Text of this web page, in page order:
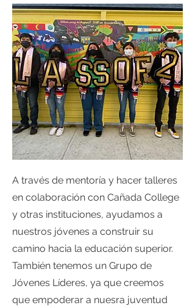
A través de mentoría y hacer talleres
en colaboración con Cañada College
y otras instituciones, ayudamos a
nuestros jóvenes a construir su
camino hacia la educación superior.
También tenemos un Grupo de
Jóvenes Líderes, ya que creemos
que empoderar a nuesra juventud